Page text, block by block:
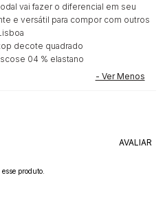
vai fazer o diferencial em seu
e versátil para compor com outros
decote quadrado
04 % elastano
produto.